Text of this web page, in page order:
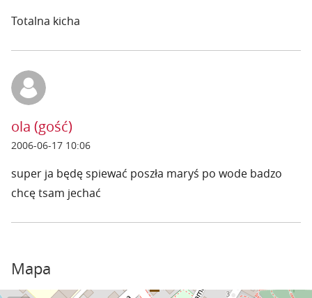
Totalna kicha
ola (gość)
2006-06-17 10:06
super ja będę spiewać poszła maryś po wode badzo
chcę tsam jechać
Mapa